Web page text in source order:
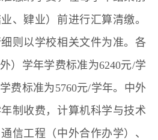
、肄业）前进行汇算清缴。
则以学校相关文件为准。各
）学年学费标准为6240元/学
费标准为5760元/学年。中外
制收费，计算机科学与技术
信工程（中外合作办学）、